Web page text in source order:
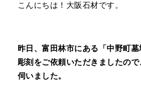
こんにちは！大阪石材です。
昨日、富田林市にある「中野町
彫刻をご依頼いただきましたの
伺いました。